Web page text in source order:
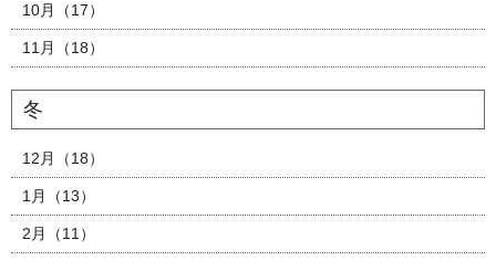
10月（17）
11月（18）
冬
12月（18）
1月（13）
2月（11）